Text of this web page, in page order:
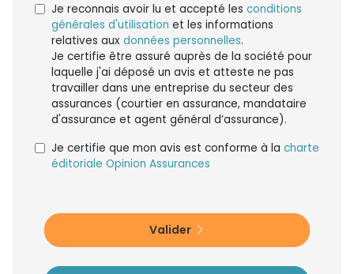
Je reconnais avoir lu et accepté les conditions
générales d'utilisation et les informations
relatives aux données personnelles.
Je certifie être assuré auprès de la société pour
laquelle j'ai déposé un avis et atteste ne pas
travailler dans une entreprise du secteur des
assurances (courtier en assurance, mandataire
d'assurance et agent général d’assurance).
Je certifie que mon avis est conforme à la charte
éditoriale Opinion Assurances
Valider